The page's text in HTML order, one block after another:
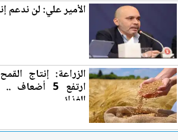
الأمير علي: لن ندعم
الزراعة: إنتاج
ارتفع 5
الغذائي